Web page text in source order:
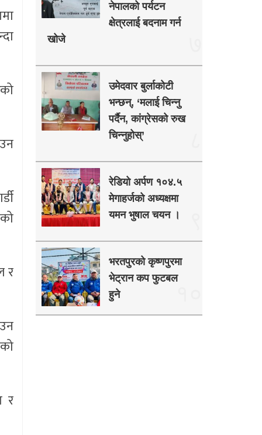
र
र
नेपालको पर्यटन
क्षेत्रलाई बदनाम गर्न
खोजे
उमेदवार बुर्लाकोटी
भन्छन्, ‘मलाई चिन्नु
पर्दैन, कांग्रेसको रुख
चिन्नुहोस्’
रेडियो अर्पण १०४.५
मेगाहर्जको अध्यक्षमा
यमन भुषाल चयन ।
भरतपुरको कृष्णपुरमा
भेट्रान कप फुटबल
हुने